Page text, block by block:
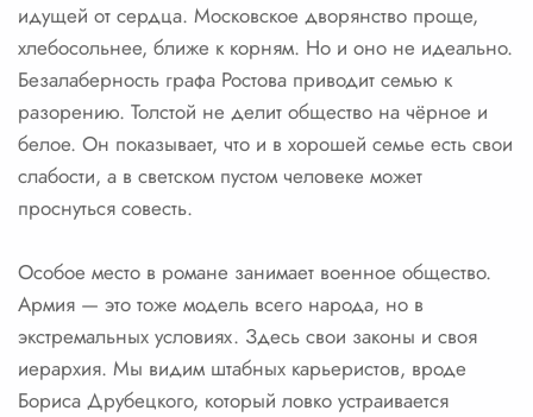
идущей от сердца. Московское дворянство проще,
хлебосольнее, ближе к корням. Но и оно не идеально.
Безалаберность графа Ростова приводит семью к
разорению. Толстой не делит общество на чёрное и
белое. Он показывает, что и в хорошей семье есть свои
слабости, а в светском пустом человеке может
проснуться совесть.
Особое место в романе занимает военное общество.
Армия — это тоже модель всего народа, но в
экстремальных условиях. Здесь свои законы и своя
иерархия. Мы видим штабных карьеристов, вроде
Бориса Друбецкого, который ловко устраивается